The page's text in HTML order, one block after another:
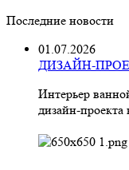
Последние новости
01.07.2026
ДИЗАЙН-
Интерьер